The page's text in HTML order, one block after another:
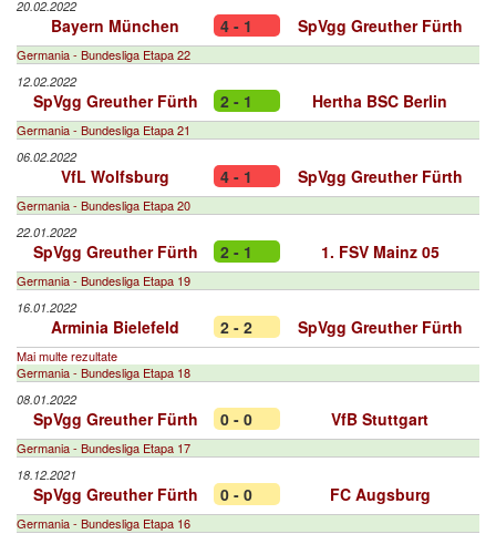
20.02.2022
Bayern München 4 - 1 SpVgg Greuther Fürth
Germania - Bundesliga Etapa 22
12.02.2022
SpVgg Greuther Fürth 2 - 1 Hertha BSC Berlin
Germania - Bundesliga Etapa 21
06.02.2022
VfL Wolfsburg 4 - 1 SpVgg Greuther Fürth
Germania - Bundesliga Etapa 20
22.01.2022
SpVgg Greuther Fürth 2 - 1 1. FSV Mainz 05
Germania - Bundesliga Etapa 19
16.01.2022
Arminia Bielefeld 2 - 2 SpVgg Greuther Fürth
Mai multe rezultate
Germania - Bundesliga Etapa 18
08.01.2022
SpVgg Greuther Fürth 0 - 0 VfB Stuttgart
Germania - Bundesliga Etapa 17
18.12.2021
SpVgg Greuther Fürth 0 - 0 FC Augsburg
Germania - Bundesliga Etapa 16